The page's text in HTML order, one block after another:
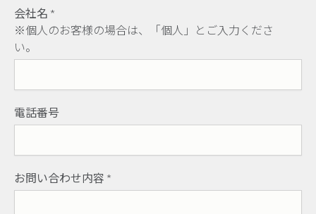
会社名 *
※個人のお客様の場合は、「個人」とご入力くださ
い。
電話番号
お問い合わせ内容 *